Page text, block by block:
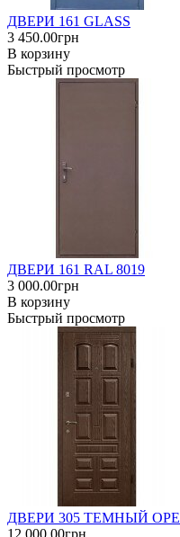
ДВЕРИ 161 GLASS
3 450.00грн
В корзину
Быстрый просмотр
ДВЕРИ 161 RAL 8019
3 000.00грн
В корзину
Быстрый просмотр
ДВЕРИ 305 ТЕМНЫЙ
12 000.00грн